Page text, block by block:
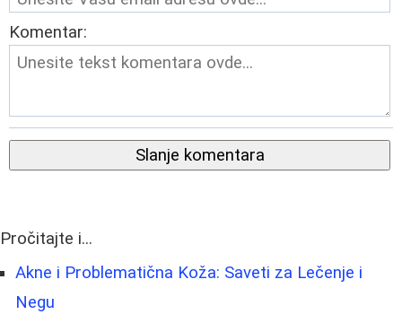
Komentar:
Slanje komentara
Pročitajte i...
Akne i Problematična Koža: Saveti za Lečenje i
Negu